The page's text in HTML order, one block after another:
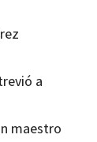
a
maestro